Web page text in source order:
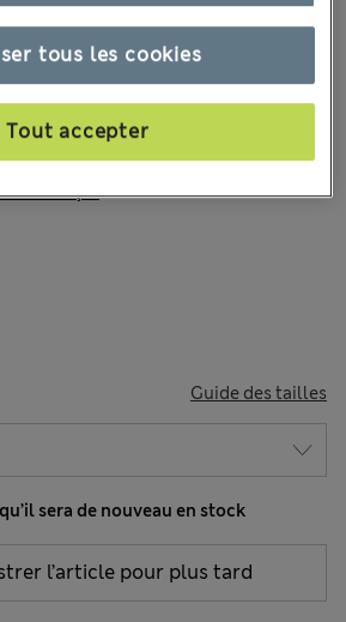
reçus
incluent les taxes et les frais de douanes
Guide des tailles
sera de nouveau en stock
l’article pour plus tard
tous les cookies
Tout accepter